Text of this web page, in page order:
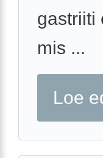
gastriiti
mis ...
Loe